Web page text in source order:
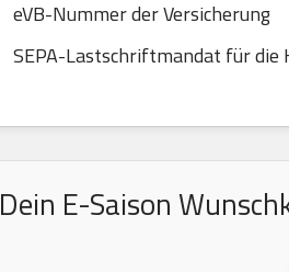
eVB-Nummer der Versicherung
SEPA-Lastschriftmandat für die
Dein E-Saison